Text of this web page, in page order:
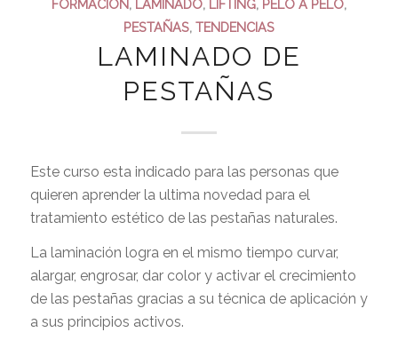
FORMACIÓN, LAMINADO, LIFTING, PELO A PELO,
PESTAÑAS, TENDENCIAS
LAMINADO DE
PESTAÑAS
Este curso esta indicado para las personas que
quieren aprender la ultima novedad para el
tratamiento estético de las pestañas naturales.
La laminación logra en el mismo tiempo curvar,
alargar, engrosar, dar color y activar el crecimiento
de las pestañas gracias a su técnica de aplicación y
a sus principios activos.